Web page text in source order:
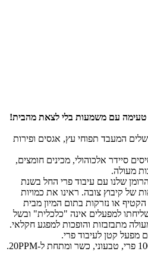
עם משמעות בלי לצאת מהבית!
המעבד תפוחי עץ, אגסים ופירות
סיידר אלכוהולי, מכינים חומצים,
מעולה.
שלנו עם עיבוד פרי החל בשנת
של קיבוץ צובה. ראינו את כמויות
או נזרקות בתום המיון מבית
למפעלים אינה "כלכלית" ובשל
מתבזבזות והופכות למפגע חקלאי.
מפעל קטן לעיבוד פרי.